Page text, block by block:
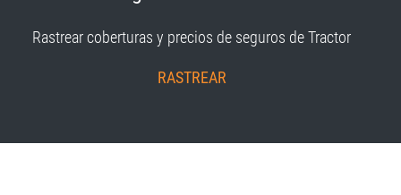
Rastrear coberturas y precios de seguros de Tractor
RASTREAR